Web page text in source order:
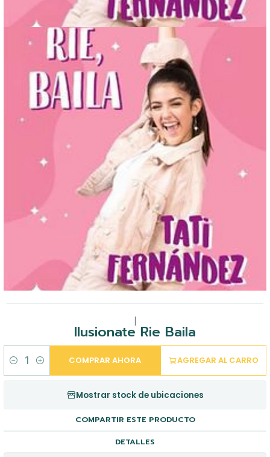
Ilusionate Rie Baila
Cantidad
AGREGAR AL CARRO
COMPRAR AHORA
Mostrar stock de ubicaciones
COMPARTIR ESTE PRODUCTO
DETALLES